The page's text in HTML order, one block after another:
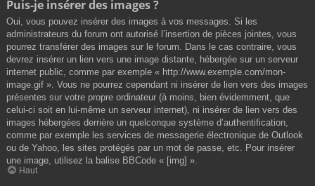
Puis-je insérer des images ?
Oui, vous pouvez insérer des images à vos messages. Si les
administrateurs du forum ont autorisé l’insertion de pièces jointes, vous
pourrez transférer des images sur le forum. Dans le cas contraire, vous
devrez insérer un lien vers une image distante, hébergée sur un serveur
internet public, comme par exemple « http://www.exemple.com/mon-
image.gif ». Vous ne pourrez cependant ni insérer de lien vers des images
présentes sur votre propre ordinateur (à moins, bien évidemment, que
celui-ci soit en lui-même un serveur internet), ni insérer de lien vers des
images hébergées derrière un quelconque système d’authentification,
comme par exemple les services de messagerie électronique de Outlook
ou de Yahoo, les sites protégés par un mot de passe, etc. Pour insérer
une image, utilisez la balise BBCode « [img] ».
Haut